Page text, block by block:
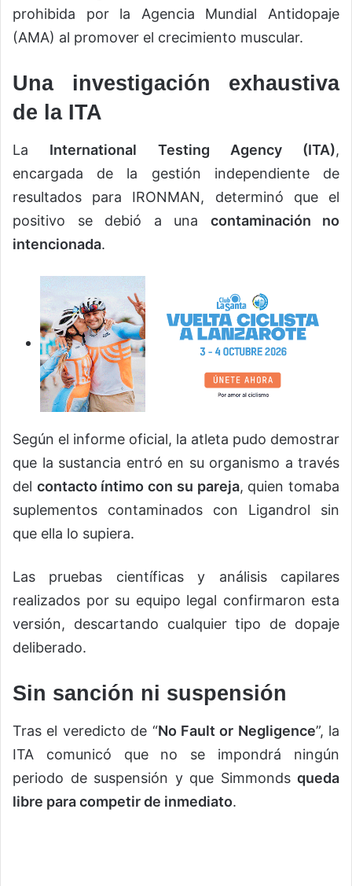
prohibida por la Agencia Mundial Antidopaje
(AMA) al promover el crecimiento muscular.
Una investigación exhaustiva
de la ITA
La International Testing Agency (ITA),
encargada de la gestión independiente de
resultados para IRONMAN, determinó que el
positivo se debió a una contaminación no
intencionada.
Según el informe oficial, la atleta pudo demostrar
que la sustancia entró en su organismo a través
del contacto íntimo con su pareja, quien tomaba
suplementos contaminados con Ligandrol sin
que ella lo supiera.
Las pruebas científicas y análisis capilares
realizados por su equipo legal confirmaron esta
versión, descartando cualquier tipo de dopaje
deliberado.
Sin sanción ni suspensión
Tras el veredicto de “No Fault or Negligence”, la
ITA comunicó que no se impondrá ningún
periodo de suspensión y que Simmonds queda
libre para competir de inmediato.